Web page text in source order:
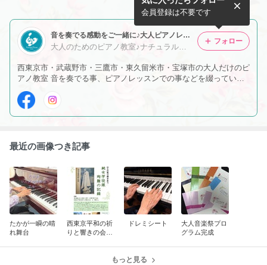
❗️
音を奏でる感動をご一緒に♪大人ピアノレッスン♪ナチュラルピアノスタジオ
西東京市・武蔵野市・三鷹市・東久留米市・宝塚市の大人だけのピ
アノ教室 音を奏でる事、ピアノレッスンでの事などを綴っていま
会員登録は不要です
フォロー
最近の画像つき記事
たかが一瞬の晴
れ舞台
西東京平和の祈
りと響きの会〜
ドレミシート
大人音楽祭プロ
グラム完成
もっと見る